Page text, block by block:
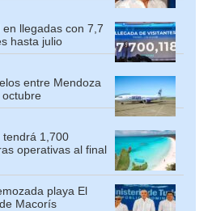
llegadas con 7,7
hasta julio
entre Mendoza
tendrá 1,700
operativas al final
playa El
Macorís